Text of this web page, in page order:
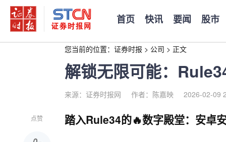
首页 快讯 要闻 股市
您当前的位置： 证券时报 > 公司 > 正文
解锁无限可能：
来源：证券时报网 作者：陈嘉映 2026-02-09
点赞 踏入Rule34的🔥数字殿堂：安卓